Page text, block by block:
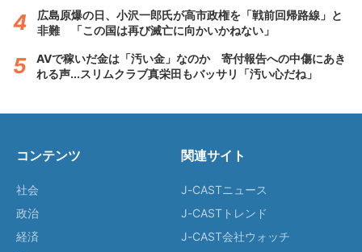
広島原爆の日、小沢一郎氏が高市政権を「戦前回帰路線」と
非難 「この国は再び滅亡に向かいかねない」
AVで稼いだ金は「汚い金」なのか 寄付報告への中傷にあき
れる声...スリムクラブ真栄田もバッサリ「汚い心だね」
コンテンツ
社会
政治
経済
関連サイト
J-CASTニュース
J-CASTトレンド
J-CAST会社ウォッチ